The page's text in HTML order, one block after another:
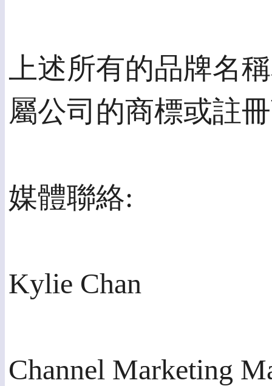
上述所有的品牌名
屬公司的商標或註
媒體聯絡:
Kylie Chan
Channel Marketing